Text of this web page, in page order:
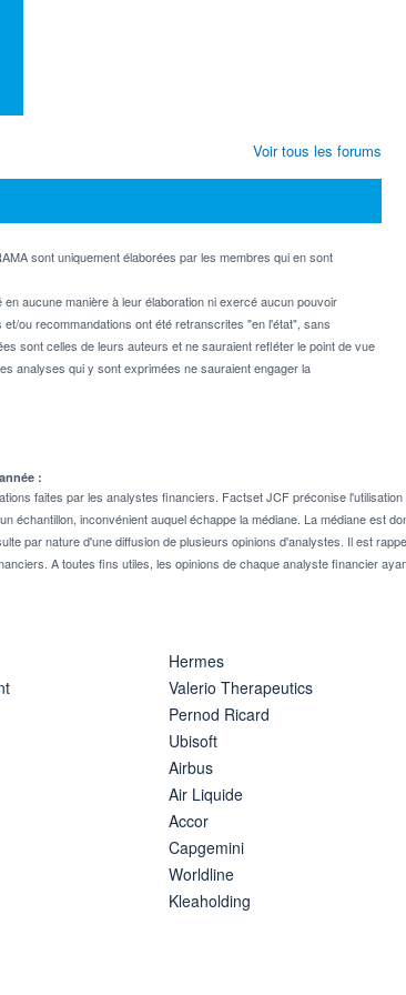
sont uniquement élaborées par les membres qui en sont
aucune manière à leur élaboration ni exercé aucun pouvoir
ou recommandations ont été retranscrites "en l'état", sans
sont celles de leurs auteurs et ne sauraient refléter le point de vue
analyses qui y sont exprimées ne sauraient engager la
Voir tous les forums
:
faites par les analystes financiers. Factset JCF préconise
inconvénient auquel échappe la médiane. La médiane est
par nature d'une diffusion de plusieurs opinions d'analystes. Il est
A toutes fins utiles, les opinions de chaque analyste financier
Hermes
Valerio Therapeutics
Pernod Ricard
Ubisoft
Airbus
Air Liquide
Accor
Capgemini
Worldline
Kleaholding